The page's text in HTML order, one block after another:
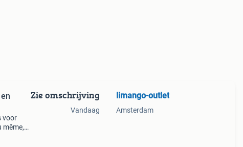
voor
même,
Zie omschrijving
Vandaag
limango-outlet
Amsterdam